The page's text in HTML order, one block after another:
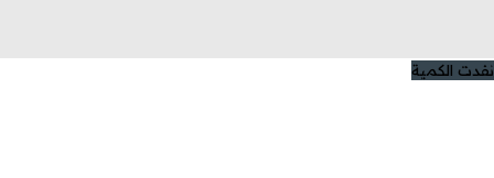
نفدت الكمية